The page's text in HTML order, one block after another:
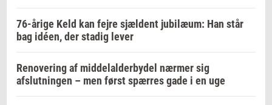
76-årige Keld kan fejre sjældent jubilæum: Han står
bag idéen, der stadig lever
Renovering af middelalderbydel nærmer sig
afslutningen – men først spærres gade i en uge